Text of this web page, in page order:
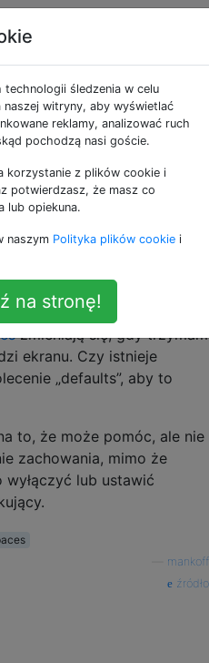
Tagi
OS X
kursor
się
ekranu?
zmieniają się, gdy trzymam
ekranu. Czy istnieje
„defaults”, aby to
to, że może pomóc, ale nie
zachowania, mimo że
wyłączyć lub ustawić
mankoff
źródło
śledzenia w celu
witryny, aby wyświetlać
reklamy, analizować ruch
pochodzą nasi goście.
korzystanie z plików cookie i
potwierdzasz, że masz co
lub opiekuna.
naszym Polityka plików cookie i
na stronę!